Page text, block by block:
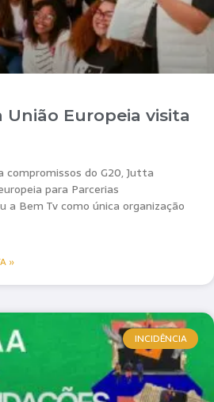
União Europeia visita
compromissos do G20, Jutta
para Parcerias
a Bem Tv como única organização
»
INCIDÊNCIA